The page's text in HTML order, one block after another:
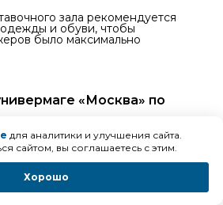
зала рекомендуется
и обуви, чтобы
было максимально
«Москва» по
54, третий этаж.
до 20.00
для аналитики и улучшения сайта.
сайтом, вы соглашаетесь с этим.
Хорошо